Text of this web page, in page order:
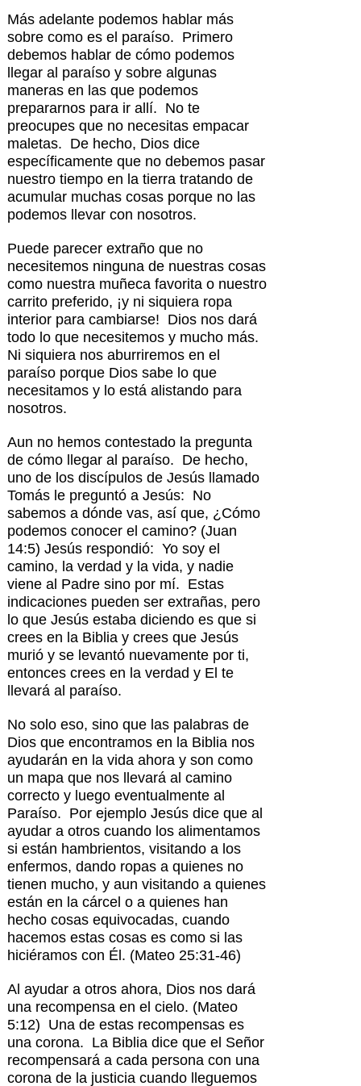
Más adelante podemos hablar más
sobre como es el paraíso. Primero
debemos hablar de cómo podemos
llegar al paraíso y sobre algunas
maneras en las que podemos
prepararnos para ir allí. No te
preocupes que no necesitas empacar
maletas. De hecho, Dios dice
específicamente que no debemos pasar
nuestro tiempo en la tierra tratando de
acumular muchas cosas porque no las
podemos llevar con nosotros.
Puede parecer extraño que no
necesitemos ninguna de nuestras cosas
como nuestra muñeca favorita o nuestro
carrito preferido, ¡y ni siquiera ropa
interior para cambiarse! Dios nos dará
todo lo que necesitemos y mucho más.
Ni siquiera nos aburriremos en el
paraíso porque Dios sabe lo que
necesitamos y lo está alistando para
nosotros.
Aun no hemos contestado la pregunta
de cómo llegar al paraíso. De hecho,
uno de los discípulos de Jesús llamado
Tomás le preguntó a Jesús: No
sabemos a dónde vas, así que, ¿Cómo
podemos conocer el camino? (Juan
14:5) Jesús respondió: Yo soy el
camino, la verdad y la vida, y nadie
viene al Padre sino por mí. Estas
indicaciones pueden ser extrañas, pero
lo que Jesús estaba diciendo es que si
crees en la Biblia y crees que Jesús
murió y se levantó nuevamente por ti,
entonces crees en la verdad y El te
llevará al paraíso.
No solo eso, sino que las palabras de
Dios que encontramos en la Biblia nos
ayudarán en la vida ahora y son como
un mapa que nos llevará al camino
correcto y luego eventualmente al
Paraíso. Por ejemplo Jesús dice que al
ayudar a otros cuando los alimentamos
si están hambrientos, visitando a los
enfermos, dando ropas a quienes no
tienen mucho, y aun visitando a quienes
están en la cárcel o a quienes han
hecho cosas equivocadas, cuando
hacemos estas cosas es como si las
hiciéramos con Él. (Mateo 25:31-46)
Al ayudar a otros ahora, Dios nos dará
una recompensa en el cielo. (Mateo
5:12) Una de estas recompensas es
una corona. La Biblia dice que el Señor
recompensará a cada persona con una
corona de la justicia cuando lleguemos